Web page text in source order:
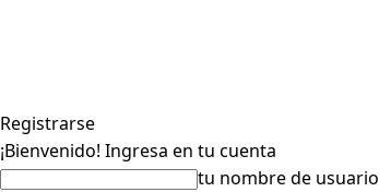
Registrarse
¡Bienvenido! Ingresa en tu cuenta
tu nombre de usuario